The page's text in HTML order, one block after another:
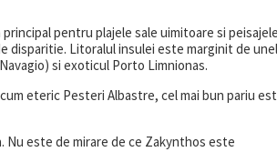
pentru plajele sale uimitoare si peisajele
disparitie. Litoralul insulei este marginit de
si exoticul Porto Limnionas.
eteric Pesteri Albastre, cel mai bun pariu
Nu este de mirare de ce Zakynthos este